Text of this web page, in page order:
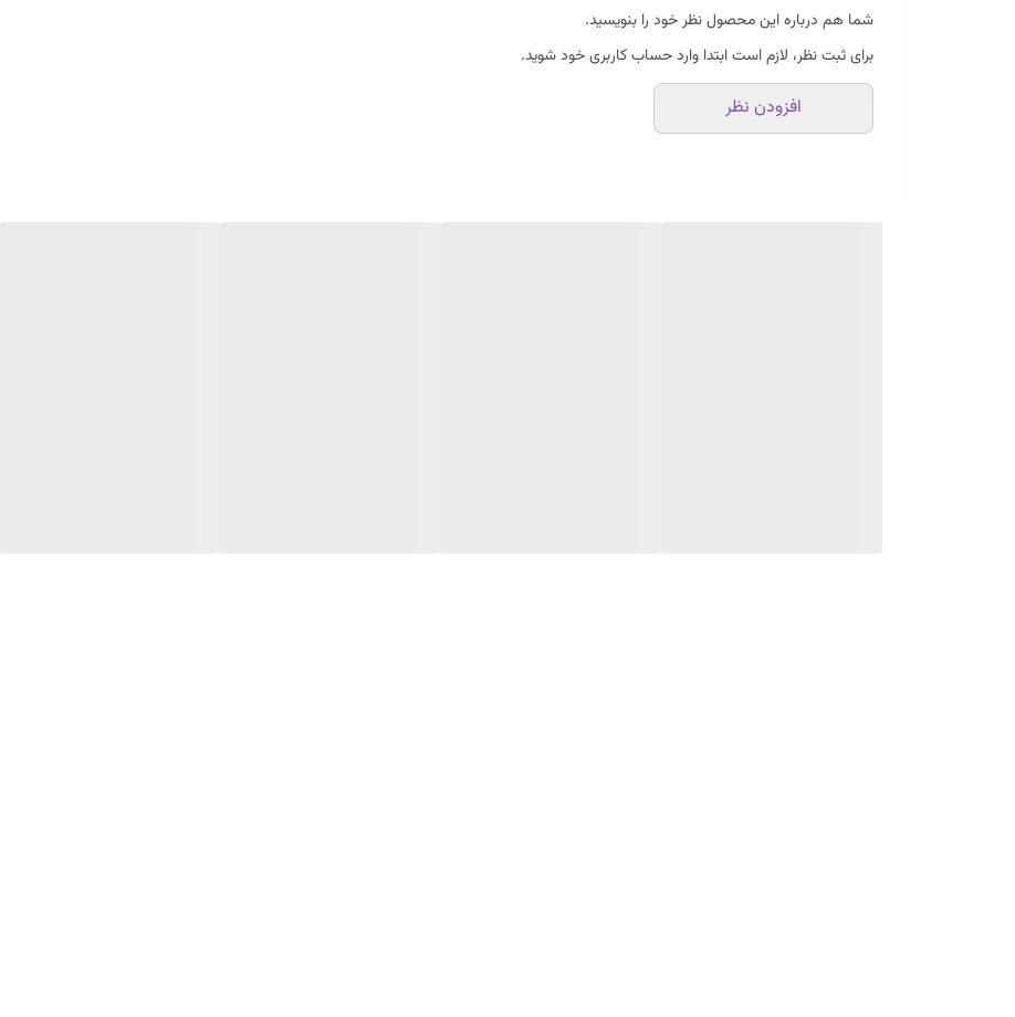
کیفیت عالی
کمصدا و کم مصرف
شما هم درباره این محصول نظر خود را بنویسید.
برای ثبت نظر، لازم است ابتدا وارد حساب کاربری خود شوید.
افزودن نظر